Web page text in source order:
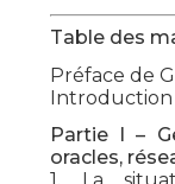
Table des
Préface de
Introduction
Partie I –
oracles,